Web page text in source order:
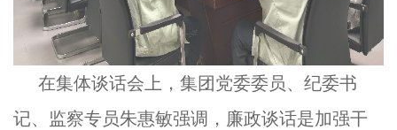
在集体谈话会上，集团党委委员、纪委书
记、监察专员朱惠敏强调，廉政谈话是加强干